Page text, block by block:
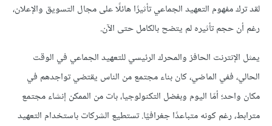
لقد ترك مفهوم التعهيد الجماعي تأثيرًا هائلًا على مجال التسويق والإعلان،
رغم أن حجم تأثيره لم يتضح بالكامل حتى الآن.
يمثل الإنترنت الحافز والمحرك الرئيسي للتعهيد الجماعي في الوقت
الحالي، ففي الماضي، كان بناء مجتمع من الناس يقتضي تواجدهم في
مكان واحد؛ أمّا اليوم وبفضل التكنولوجيا، بات من الممكن إنشاء مجتمع
مترابط، رغم كونه متباعدًا جغرافيًا. تستطيع الشركات باستخدام التعهيد